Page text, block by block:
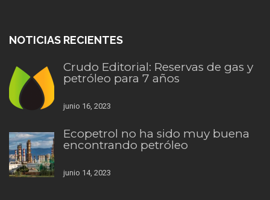
NOTICIAS RECIENTES
Crudo Editorial: Reservas de gas y
petróleo para 7 años
junio 16, 2023
Ecopetrol no ha sido muy buena
encontrando petróleo
junio 14, 2023